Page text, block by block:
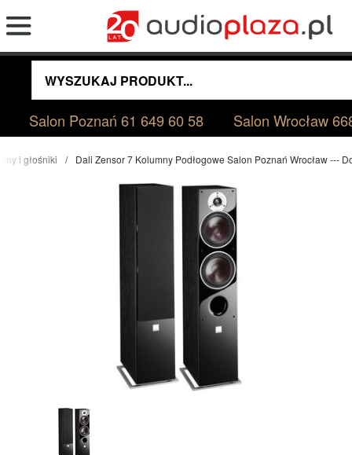
Salon Poznań61 649 60 58 Salon Wrocław
i głośniki Dali Zensor 7 Kolumny Podłogowe Salon Poznań Wrocław ---